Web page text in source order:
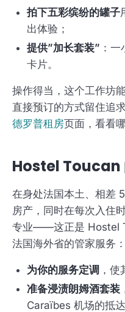
拍下五彩缤纷的罐子
出体验；
提供”加长套装” ：
卡片。
操作得当，这个工作坊
直接预订的方式留住追
德罗普租房页面，看看
Hostel Toucan
在身处法国本土、相差
房产，同时在每次入住
专业——这正是 Hostel
法国海外省的管家服务：
为你的服务定调 ，
准备浸渍朗姆酒套装
Caraïbes 机场的抵